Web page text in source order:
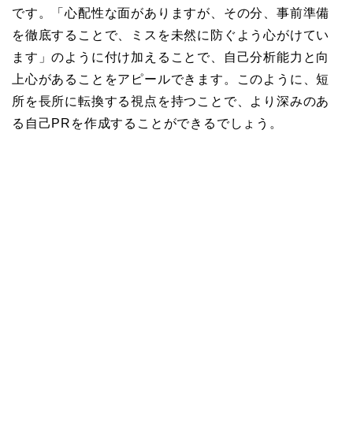
です。「心配性な面がありますが、その分、事前準備
を徹底することで、ミスを未然に防ぐよう心がけてい
ます」のように付け加えることで、自己分析能力と向
上心があることをアピールできます。このように、短
所を長所に転換する視点を持つことで、より深みのあ
る自己PRを作成することができるでしょう。